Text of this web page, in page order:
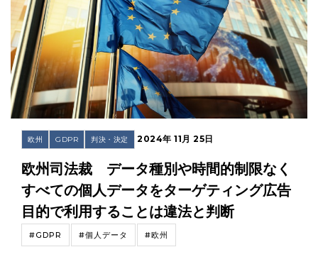
欧州 GDPR 判決・決定 2024年 11月 25日
欧州司法裁 データ種別や時間的制限なく
すべての個人データをターゲティング広告
目的で利用することは違法と判断
#GDPR #個人データ #欧州